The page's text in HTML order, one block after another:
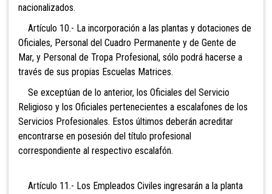
nacionalizados.
Artículo 10.- La incorporación a las plantas y dotaciones de
Oficiales, Personal del Cuadro Permanente y de Gente de
Mar, y Personal de Tropa Profesional, sólo podrá hacerse a
través de sus propias Escuelas Matrices.
Se exceptúan de lo anterior, los Oficiales del Servicio
Religioso y los Oficiales pertenecientes a escalafones de los
Servicios Profesionales. Estos últimos deberán acreditar
encontrarse en posesión del título profesional
correspondiente al respectivo escalafón.
Artículo 11.- Los Empleados Civiles ingresarán a la planta